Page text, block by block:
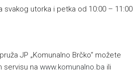
svakog utorka i petka od 10:00 – 11:00
JP „Komunalno Brčko“ možete
servisu na www.komunalno.ba ili